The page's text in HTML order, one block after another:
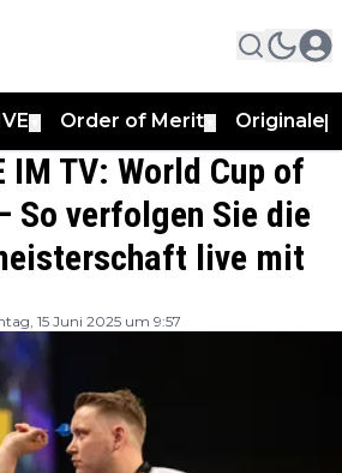
Order of Merit Originale
IM TV: World Cup of
So verfolgen Sie die
live mit
15 Juni 2025 um 9:57